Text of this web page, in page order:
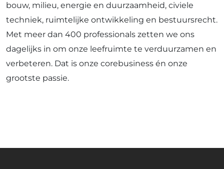
bouw, milieu, energie en duurzaamheid, civiele
techniek, ruimtelijke ontwikkeling en bestuursrecht.
Met meer dan 400 professionals zetten we ons
dagelijks in om onze leefruimte te verduurzamen en
verbeteren. Dat is onze corebusiness én onze
grootste passie.